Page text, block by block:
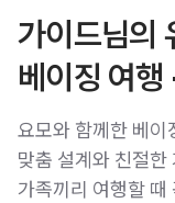
가이드님의
베이징 여
요모와 함께한 베이
맞춤 설계와 친절한
가족끼리 여행할